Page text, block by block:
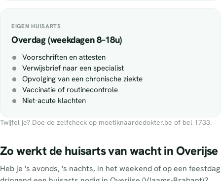
EIGEN HUISARTS
Overdag (weekdagen 8–18u)
Voorschriften en attesten
Verwijsbrief naar een specialist
Opvolging van een chronische ziekte
Vaccinatie of routinecontrole
Niet-acute klachten
Twijfel je? Doe de zelfcheck op moetiknaardedokter.be of bel 1733.
Zo werkt de huisarts van wacht in Overijse
Heb je 's avonds, 's nachts, in het weekend of op een feestdag